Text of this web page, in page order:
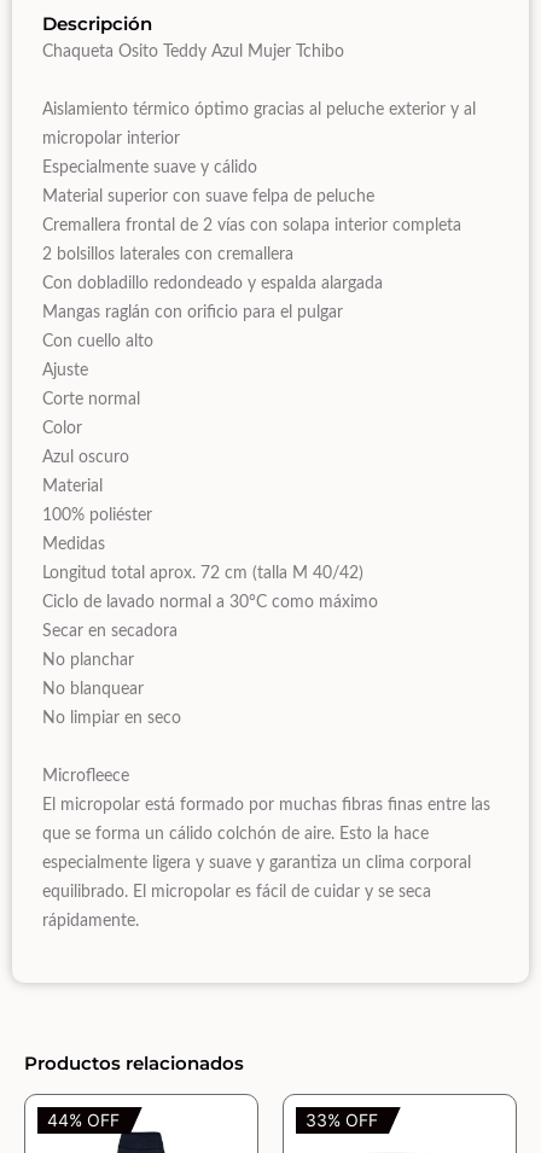
Descripción
Chaqueta Osito Teddy Azul Mujer Tchibo
Aislamiento térmico óptimo gracias al peluche exterior y al
micropolar interior
Especialmente suave y cálido
Material superior con suave felpa de peluche
Cremallera frontal de 2 vías con solapa interior completa
2 bolsillos laterales con cremallera
Con dobladillo redondeado y espalda alargada
Mangas raglán con orificio para el pulgar
Con cuello alto
Ajuste
Corte normal
Color
Azul oscuro
Material
100% poliéster
Medidas
Longitud total aprox. 72 cm (talla M 40/42)
Ciclo de lavado normal a 30°C como máximo
Secar en secadora
No planchar
No blanquear
No limpiar en seco
Microfleece
El micropolar está formado por muchas fibras finas entre las
que se forma un cálido colchón de aire. Esto la hace
especialmente ligera y suave y garantiza un clima corporal
equilibrado. El micropolar es fácil de cuidar y se seca
rápidamente.
Productos relacionados
44% OFF 33% OFF